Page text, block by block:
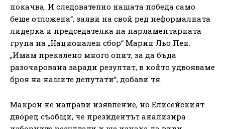
покачва. И следователно нашата победа само
беше отложена“, заяви на свой ред неформалната
лидерка и председателка на парламентарната
група на „Национален сбор“ Марин Льо Пен.
„Имам прекалено много опит, за да бъда
разочарована заради резултат, в който удвояваме
броя на нашите депутати“, добави тя.
Макрон не направи изявление, но Елисейският
дворец съобщи, че президентът анализира